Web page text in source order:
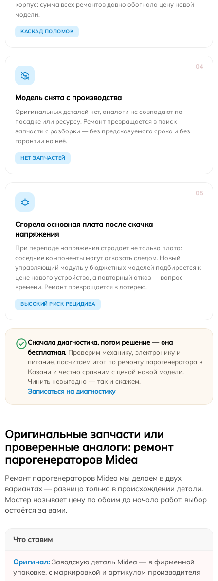
корпус: сумма всех ремонтов давно обогнала цену новой
модели.
КАСКАД ПОЛОМОК
04
Модель снята с производства
Оригинальных деталей нет, аналоги не совпадают по
посадке или ресурсу. Ремонт превращается в поиск
запчасти с разборки — без предсказуемого срока и без
гарантии на неё.
НЕТ ЗАПЧАСТЕЙ
05
Сгорела основная плата после скачка
напряжения
При перепаде напряжения страдает не только плата:
соседние компоненты могут отказать следом. Новый
управляющий модуль у бюджетных моделей подбирается к
цене нового устройства, а повторный отказ — вопрос
времени. Ремонт превращается в лотерею.
ВЫСОКИЙ РИСК РЕЦИДИВА
Сначала диагностика, потом решение — она
бесплатная. Проверим механику, электронику и
питание, посчитаем итог по ремонту парогенератора в
Казани и честно сравним с ценой новой модели.
Чинить невыгодно — так и скажем.
Записаться на диагностику
Оригинальные запчасти или
проверенные аналоги: ремонт
парогенераторов Midea
Ремонт парогенераторов Midea мы делаем в двух
вариантах — разница только в происхождении детали.
Мастер называет цену по обоим до начала работ, выбор
остаётся за вами.
Что ставим
Заводскую деталь Midea — в фирменной
упаковке, с маркировкой и артикулом производителя